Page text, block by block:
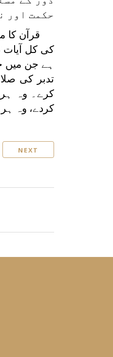
حکمت اور
قرآن کا
کی کل آیات 6236 میں سے احکام کی آیتیں
ہے جن میں
تدبر کی
کرے۔ وہ ہر
کردے، وہ
NEXT